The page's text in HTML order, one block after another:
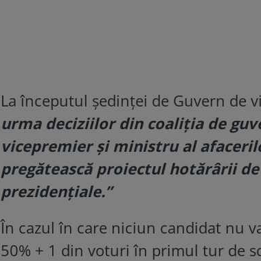
La începutul ședinței de Guvern de
urma deciziilor din coaliția de
vicepremier și ministru al
pregătească proiectul hotărârii
prezidențiale.”
În cazul în care niciun candidat nu
50% + 1 din voturi în primul tur de